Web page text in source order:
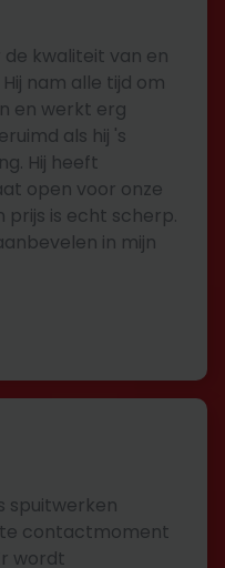
kwaliteit van en
nam alle tijd om
en werkt erg
als hij 's
Hij heeft
open voor onze
prijs is echt scherp.
in mijn
spuitwerken
contactmoment
wordt